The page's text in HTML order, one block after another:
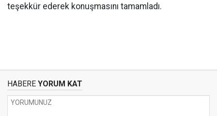
teşekkür ederek konuşmasını tamamladı.
HABERE YORUM KAT